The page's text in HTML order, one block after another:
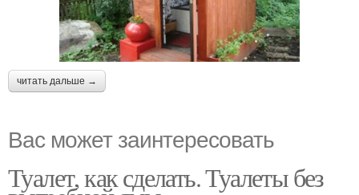
читать дальше →
Вас может заинтересовать
Туалет, как сделать. Туалеты без